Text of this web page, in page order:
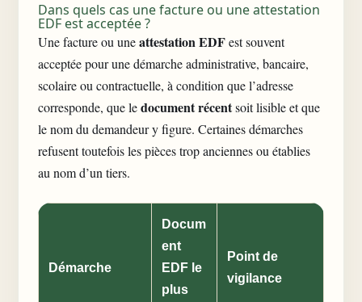
Dans quels cas une facture ou une attestation
EDF est acceptée ?
Une facture ou uneattestation EDFest souvent
acceptée pour une démarche administrative, bancaire,
scolaire ou contractuelle, à condition que l’adresse
corresponde, que ledocument récentsoit lisible et que
le nom du demandeur y figure. Certaines démarches
refusent toutefois les pièces trop anciennes ou établies
au nom d’un tiers.
Démarche
Docum
ent
EDF le
plus
Point de
vigilance